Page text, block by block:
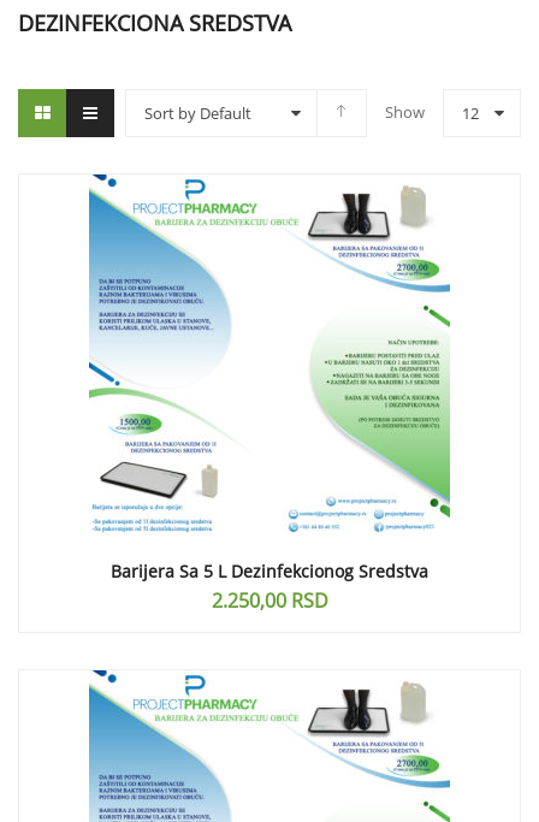
DEZINFEKCIONA SREDSTVA
Sort by Default Show 12
Barijera Sa 5 L Dezinfekcionog Sredstva
2.250,00 RSD